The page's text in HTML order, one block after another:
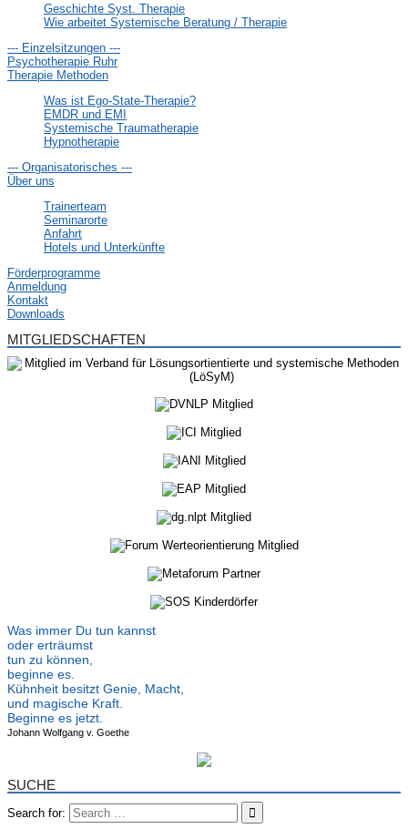
Geschichte Syst. Therapie
Wie arbeitet Systemische Beratung / Therapie
--- Einzelsitzungen ---
Psychotherapie Ruhr
Therapie Methoden
Was ist Ego-State-Therapie?
EMDR und EMI
Systemische Traumatherapie
Hypnotherapie
--- Organisatorisches ---
Über uns
Trainerteam
Seminarorte
Anfahrt
Hotels und Unterkünfte
Förderprogramme
Anmeldung
Kontakt
Downloads
MITGLIEDSCHAFTEN
Was immer Du tun kannst
oder erträumst
tun zu können,
beginne es.
Kühnheit besitzt Genie, Macht,
und magische Kraft.
Beginne es jetzt.
Johann Wolfgang v. Goethe
SUCHE
Search for: